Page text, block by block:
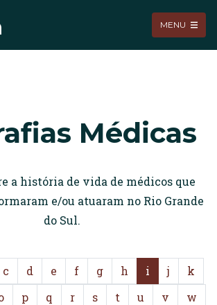
MENU
Médicas
a história de vida de médicos que
e/ou atuaram no Rio Grande
do Sul.
c d e f g h i j
k
p q r s t u v
w